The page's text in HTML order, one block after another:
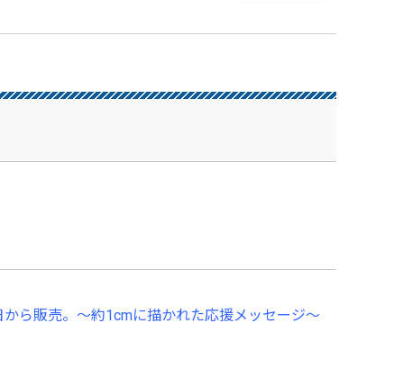
ら販売。～約1cmに描かれた応援メッセージ～